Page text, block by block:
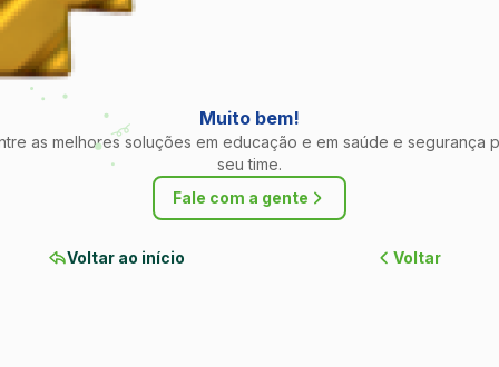
Muito bem!
as melhores soluções em educação e em saúde e segurança
seu time.
Fale com a gente
Voltar ao início Voltar